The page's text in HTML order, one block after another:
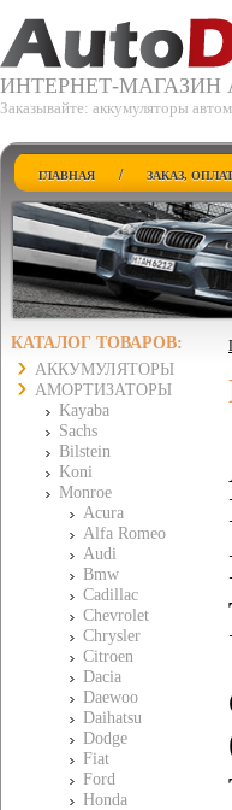
ИНТЕРНЕТ-МАГАЗИН
Заказывайте: аккумуляторы
ГЛАВНАЯ / ЗАКАЗ,
КАТАЛОГ ТОВАРОВ:
АККУМУЛЯТОРЫ
АМОРТИЗАТОРЫ
Kayaba
Sachs
Bilstein
Koni
Monroe
Acura
Alfa Romeo
Audi
Bmw
Cadillac
Chevrolet
Chrysler
Citroen
Dacia
Daewoo
Daihatsu
Dodge
Fiat
Ford
Honda